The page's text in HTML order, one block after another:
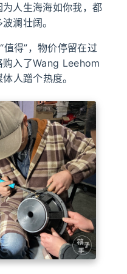
人生海海如你我，都
澜壮阔。
得”，物价停留在过
入了Wang Leehom
人蹭个热度。